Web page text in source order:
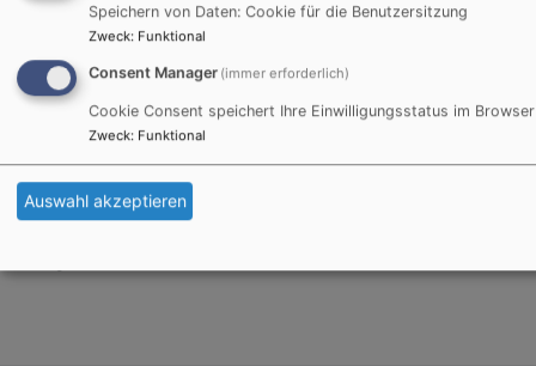
Gottesdienst zur
Schweinfurt. Dabei sprach
Unterschiede zwischen
Speichern von Daten: Cookie für die Benutzersitzung
Zweck: Funktional
Consent Manager (immer erforderlich)
Cookie Consent speichert Ihre Einwilligungsstatus im Browser
Zweck: Funktional
Auswahl akzeptieren